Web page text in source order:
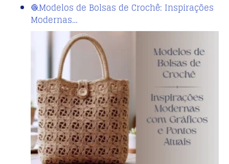
🧶Modelos de Bolsas de Crochê: Inspirações
Modernas…